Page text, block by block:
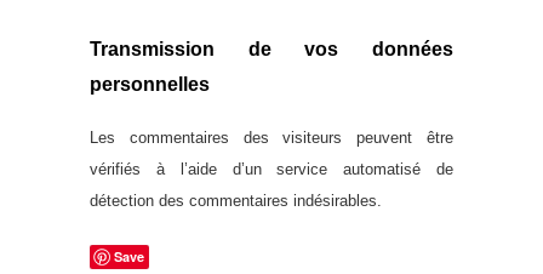
Transmission de vos données
personnelles
Les commentaires des visiteurs peuvent être
vérifiés à l’aide d’un service automatisé de
détection des commentaires indésirables.
Save